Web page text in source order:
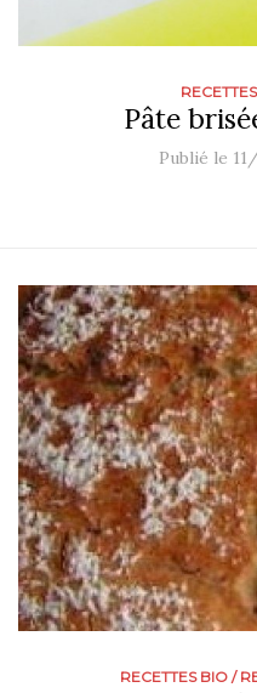
Pâte
Publié le
RECETTES BIO /